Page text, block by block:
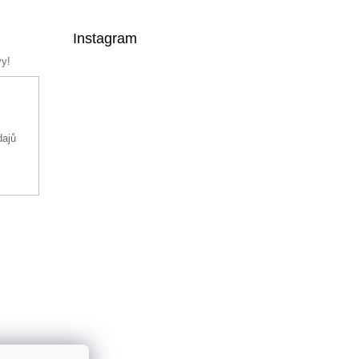
Instagram